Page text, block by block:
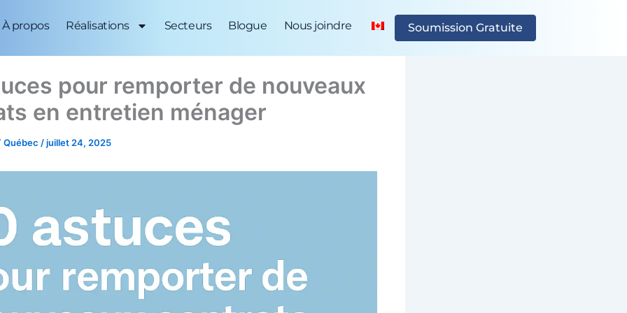
À propos Réalisations Secteurs Blogue Nous joindre Soumission Gratuite
pour remporter de nouveaux
en entretien ménager
Québec /juillet 24, 2025